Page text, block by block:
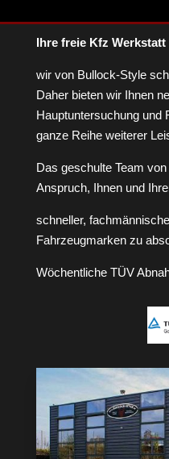
Ihre freie Kfz Werkstatt
wir von Bullock-Style
Daher bieten wir Ihnen
Hauptuntersuchung und
ganze Reihe weiterer
Das geschulte Team
Anspruch, Ihnen und
schneller,
Fahrzeugmarken zu
Wöchentliche TÜV